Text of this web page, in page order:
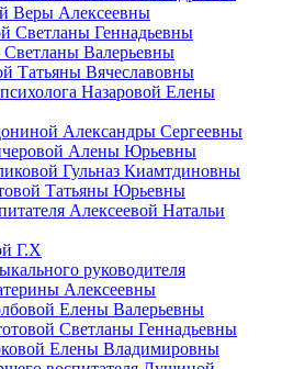
Веры Алексеевны
Светланы Геннадьевны
Светланы Валерьевны
Татьяны Вячеславовны
Назаровой Елены
Александры Сергеевны
Алены Юрьевны
Гульназ Киамтдиновны
Татьяны Юрьевны
Алексеевой Натальи
Г.Х
руководителя
Алексеевны
Елены Валерьевны
Светланы Геннадьевны
Елены Владимировны